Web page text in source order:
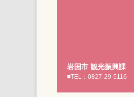
岩国市 観光振興課
■TEL：0827-29-5116